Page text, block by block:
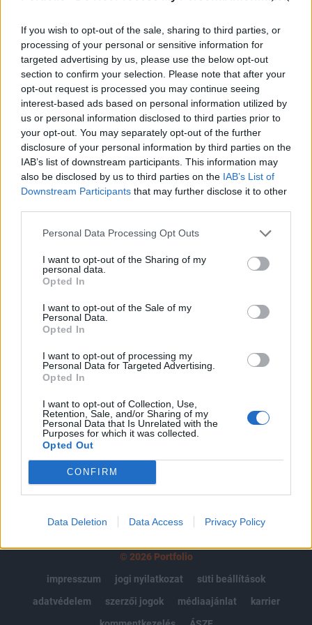
If you wish to opt-out of the sale, sharing to third parties, or
processing of your personal or sensitive information for
targeted advertising by us, please use the below opt-out
section to confirm your selection. Please note that after your
opt-out request is processed you may continue seeing
interest-based ads based on personal information utilized by
us or personal information disclosed to third parties prior to
your opt-out. You may separately opt-out of the further
disclosure of your personal information by third parties on the
IAB’s list of downstream participants. This information may
also be disclosed by us to third parties on the IAB’s List of
Downstream Participants that may further disclose it to other
Personal Data Processing Opt Outs
I want to opt-out of the Sharing of my
personal data.
Opted In
I want to opt-out of the Sale of my
Personal Data.
Opted In
I want to opt-out of processing my
Personal Data for Targeted Advertising.
Opted In
I want to opt-out of Collection, Use,
Retention, Sale, and/or Sharing of my
Personal Data that Is Unrelated with the
Purposes for which it was collected.
Opted Out
CONFIRM
Data Deletion Data Access Privacy Policy
halálos áldozatot követelt a vírus, köztük egy 37
éves nő is elhunyt.
Tegnap reggel óta 57 újabb magyar állampolgárnál
mutatták ki az új koronavírus-fertőzést (COVID-19), ezzel
2500 főre nőtt a hazánkban beazonosított fertőzöttek
száma. Elhunyt újabb 10 beteg, ezzel 272 főre emelkedett
az elhunytak száma. Az elmúlt 24 óra áldozatai továbbra is
főként idősek, krónikus betegségekkel, hatvan év felettiek,
de van egy 37 éves áldozat is. A...
tartozik, melynek olvasása előfizetéses
regisztrációhoz kötött.
Az előfizetés a következőket tartalmazza:
Portfolio.hu teljes cikkarchívum
kötéslistái
MÁR ELŐFIZETŐNK VAGY?
© 2026 Portfolio
impresszum
jogi nyilatkozat
süti beállítások
adatvédelem
szerzői jogok médiaajánlat
karrier